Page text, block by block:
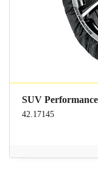
SUV
42.17145